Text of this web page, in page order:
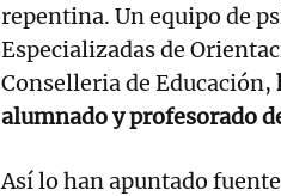
repentina. Un equipo de
Especializadas de
Conselleria de Educación,
alumnado y profesorado
Así lo han apuntado